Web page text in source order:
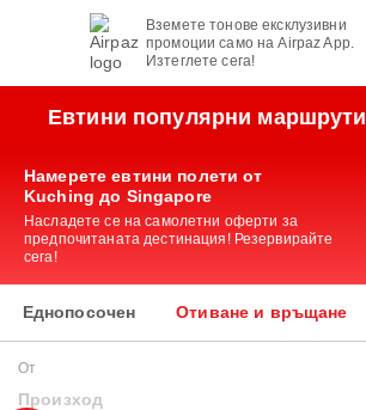
Вземете тонове ексклузивни
промоции само на Airpaz App.
Изтеглете сега!
Евтини популярни маршрути
Намерете евтини полети от
Kuching до Singapore
Насладете се на самолетни оферти за
предпочитаната дестинация! Резервирайте
сега!
Еднопосочен Отиване и връщане
От
Произход